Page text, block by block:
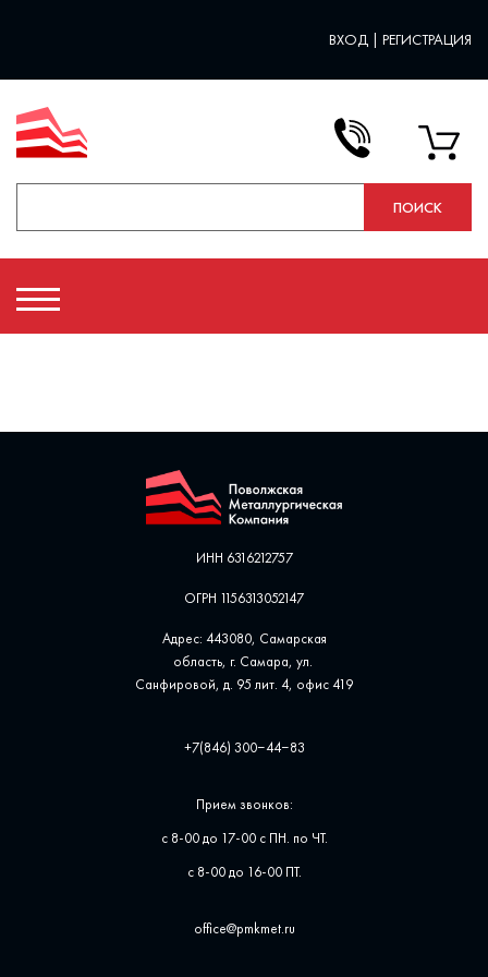
ВХОД | РЕГИСТРАЦИЯ
ИНН 6316212757
ОГРН 1156313052147
Адрес: 443080, Самарская
область, г. Самара, ул. ​
Санфировой, д. 95 лит. 4, офис ​419
+7(846) 300‒44‒83
Прием звонков:
с 8-00 до 17-00 с ПН. по ЧТ.
с 8-00 до 16-00 ПТ.
office@pmkmet.ru